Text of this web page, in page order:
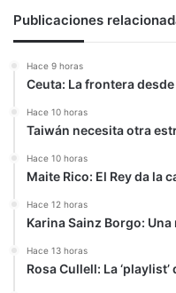
Publicaciones
Hace 9 horas
Ceuta: La frontera
Hace 10 horas
Taiwán necesita otra
Hace 10 horas
Maite Rico: El Rey da la
Hace 12 horas
Karina Sainz Borgo:
Hace 13 horas
Rosa Cullell: La ‘playlist’